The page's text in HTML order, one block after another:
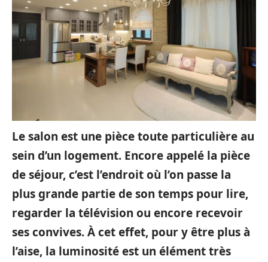
Le salon est une pièce toute particulière au
sein d’un logement. Encore appelé la pièce
de séjour, c’est l’endroit où l’on passe la
plus grande partie de son temps pour lire,
regarder la télévision ou encore recevoir
ses convives. À cet effet, pour y être plus à
l’aise, la luminosité est un élément très